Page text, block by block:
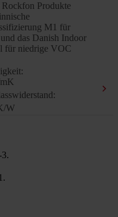
Rockfon Produkte
M1 für
das Danish Indoor
für niedrige VOC
W